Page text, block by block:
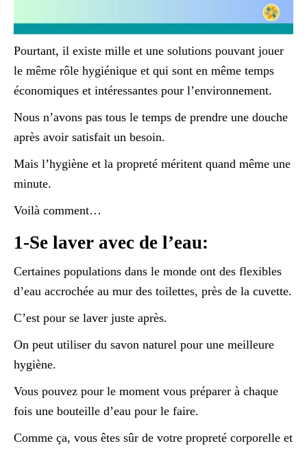
Pourtant, il existe mille et une solutions pouvant jouer
le même rôle hygiénique et qui sont en même temps
économiques et intéressantes pour l’environnement.
Nous n’avons pas tous le temps de prendre une douche
après avoir satisfait un besoin.
Mais l’hygiène et la propreté méritent quand même une
minute.
Voilà comment…
1-Se laver avec de l’eau:
Certaines populations dans le monde ont des flexibles
d’eau accrochée au mur des toilettes, près de la cuvette.
C’est pour se laver juste après.
On peut utiliser du savon naturel pour une meilleure
hygiène.
Vous pouvez pour le moment vous préparer à chaque
fois une bouteille d’eau pour le faire.
Comme ça, vous êtes sûr de votre propreté corporelle et